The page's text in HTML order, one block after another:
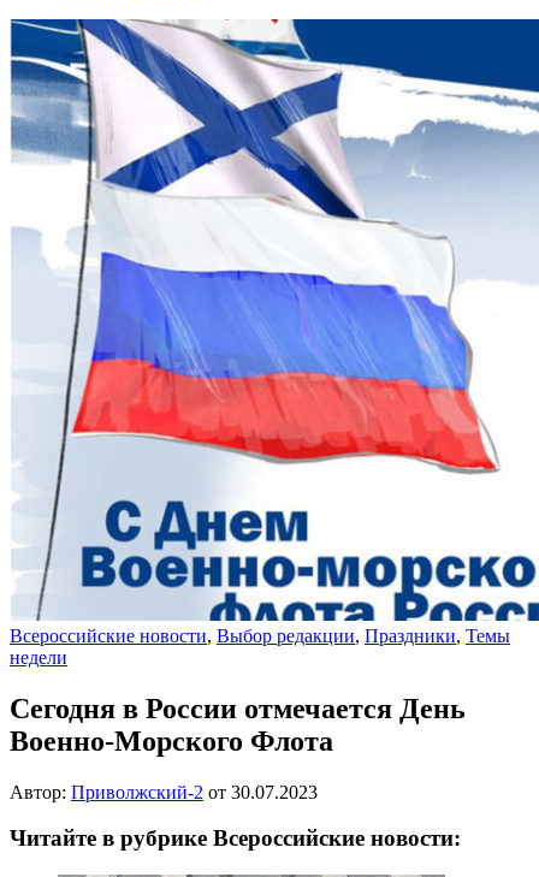
Всероссийские новости, Выбор редакции, Праздники, Темы
недели
Сегодня в России отмечается День
Военно-Морского Флота
Автор: Приволжский-2 от 30.07.2023
Читайте в рубрике Всероссийские новости: